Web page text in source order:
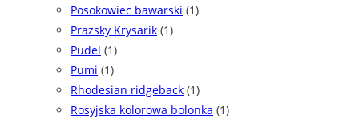
Posokowiec bawarski (1)
Prazsky Krysarik (1)
Pudel (1)
Pumi (1)
Rhodesian ridgeback (1)
Rosyjska kolorowa bolonka (1)